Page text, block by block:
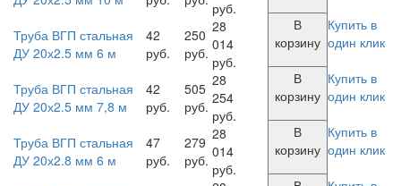
руб.
Труба ВГП стальная
ДУ 20х2.5 мм 6 м
42
руб.
250
руб.
28
014
руб.
В
корзину
Купить в
один клик
Труба ВГП стальная
ДУ 20х2.5 мм 7,8 м
42
руб.
505
руб.
28
254
руб.
В
корзину
Купить в
один клик
Труба ВГП стальная
ДУ 20х2.8 мм 6 м
47
руб.
279
руб.
28
014
руб.
В
корзину
Купить в
один клик